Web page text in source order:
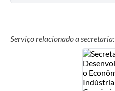
Serviço relacionado a secretaria: